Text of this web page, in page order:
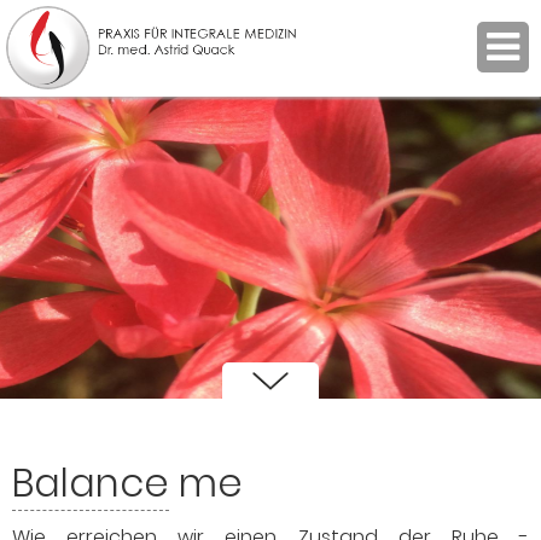
Balance me